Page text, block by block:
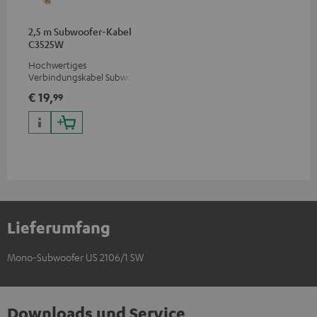
2,5 m Subwoofer-Kabel
C3525W
Hochwertiges
Verbindungskabel Subwoofer
€ 19,99
Lieferumfang
Mono-Subwoofer US 2106/1 SW
Downloads und Service